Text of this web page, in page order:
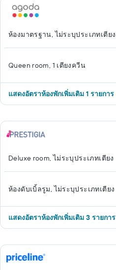
ห้องมาตรฐาน, ไม่ระบุประเภทเตียง
Queen room, 1 เตียงควีน
แสดงอัตราห้องพักเพิ่มเติม 1 รายการ
Deluxe room, ไม่ระบุประเภทเตียง
ห้องดับเบิ้ลรูม, ไม่ระบุประเภทเตียง
แสดงอัตราห้องพักเพิ่มเติม 3 รายการ